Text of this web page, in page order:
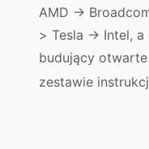
AMD ->
> Tesla -> Intel,
budujący
zestawie